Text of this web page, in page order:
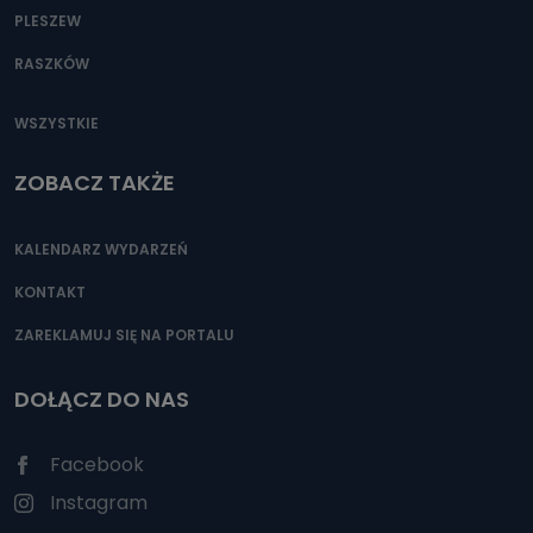
PLESZEW
RASZKÓW
WSZYSTKIE
ZOBACZ TAKŻE
KALENDARZ WYDARZEŃ
KONTAKT
ZAREKLAMUJ SIĘ NA PORTALU
DOŁĄCZ DO NAS
Facebook
Instagram